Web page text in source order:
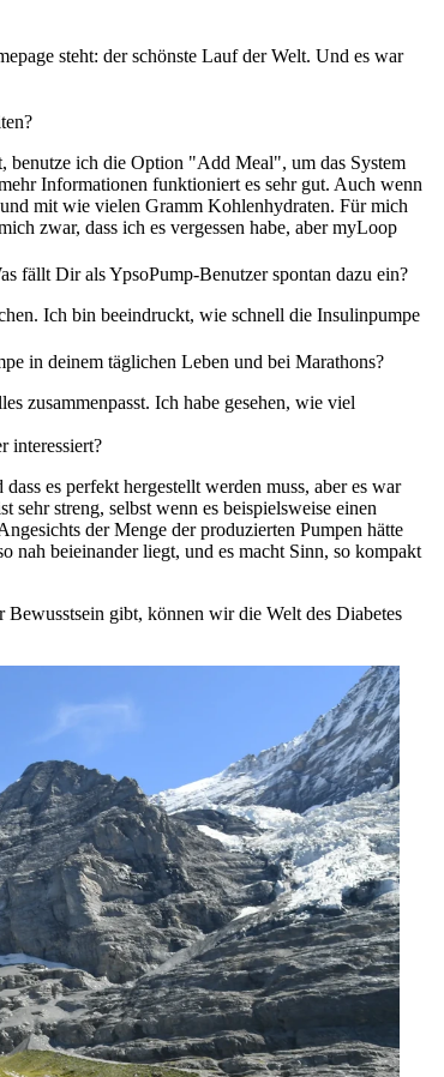
steht: der schönste Lauf der Welt. Und es war
ich die Option "Add Meal", um das System
Informationen funktioniert es sehr gut. Auch wenn
mit wie vielen Gramm Kohlenhydraten. Für mich
zwar, dass ich es vergessen habe, aber myLoop
fällt Dir als YpsoPump-Benutzer spontan dazu ein?
Ich bin beeindruckt, wie schnell die Insulinpumpe
in deinem täglichen Leben und bei Marathons?
zusammenpasst. Ich habe gesehen, wie viel
interessiert?
es perfekt hergestellt werden muss, aber es war
streng, selbst wenn es beispielsweise einen
der Menge der produzierten Pumpen hätte
nah beieinander liegt, und es macht Sinn, so kompakt
gibt, können wir die Welt des Diabetes